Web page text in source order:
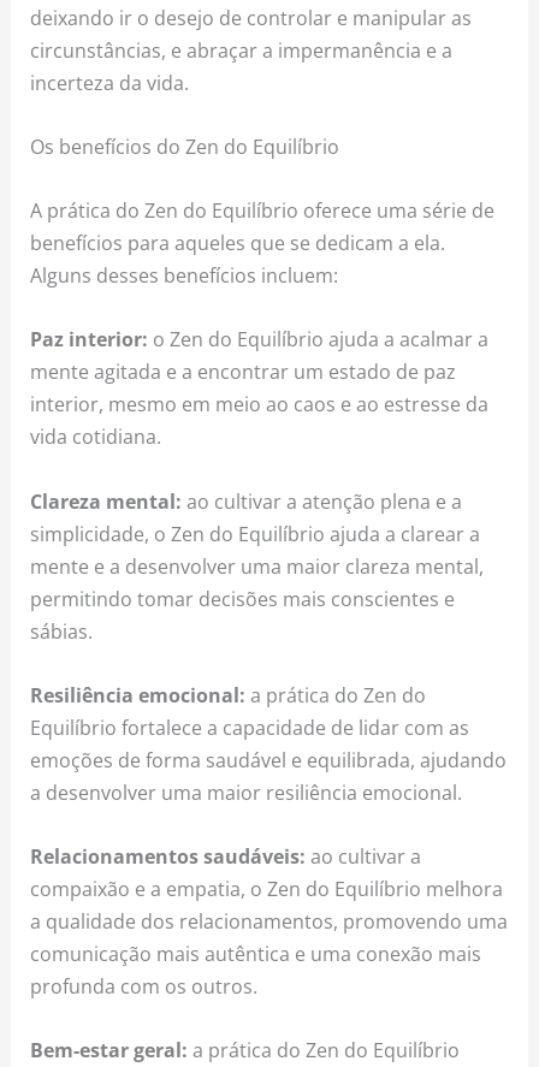
deixando ir o desejo de controlar e manipular as
circunstâncias, e abraçar a impermanência e a
incerteza da vida.
Os benefícios do Zen do Equilíbrio
A prática do Zen do Equilíbrio oferece uma série de
benefícios para aqueles que se dedicam a ela.
Alguns desses benefícios incluem:
Paz interior: o Zen do Equilíbrio ajuda a acalmar a
mente agitada e a encontrar um estado de paz
interior, mesmo em meio ao caos e ao estresse da
vida cotidiana.
Clareza mental: ao cultivar a atenção plena e a
simplicidade, o Zen do Equilíbrio ajuda a clarear a
mente e a desenvolver uma maior clareza mental,
permitindo tomar decisões mais conscientes e
sábias.
Resiliência emocional: a prática do Zen do
Equilíbrio fortalece a capacidade de lidar com as
emoções de forma saudável e equilibrada, ajudando
a desenvolver uma maior resiliência emocional.
Relacionamentos saudáveis: ao cultivar a
compaixão e a empatia, o Zen do Equilíbrio melhora
a qualidade dos relacionamentos, promovendo uma
comunicação mais autêntica e uma conexão mais
profunda com os outros.
Bem-estar geral: a prática do Zen do Equilíbrio